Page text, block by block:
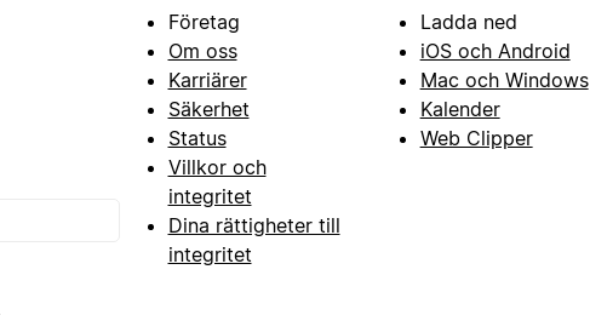
Företag
Om oss
Karriärer
Säkerhet
Status
Villkor och
integritet
Dina rättigheter till
integritet
Ladda ned
iOS och Android
Mac och Windows
Kalender
Web Clipper